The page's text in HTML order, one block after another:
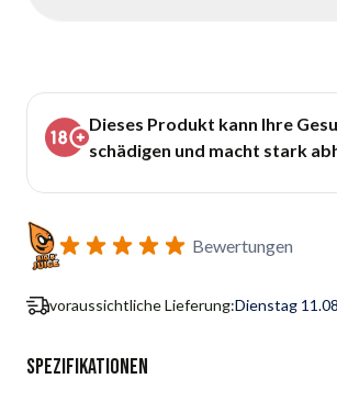
Dieses Produkt kann Ihre
schädigen und macht stark
Bewertungen
voraussichtliche Lieferung:Dienstag
Spezifikationen